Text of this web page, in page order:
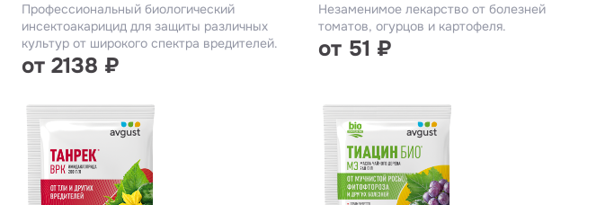
Профессиональный биологический
инсектоакарицид для защиты различных
культур от широкого спектра вредителей.
от 2138 ₽
Незаменимое лекарство от болезней
томатов, огурцов и картофеля.
от 51 ₽